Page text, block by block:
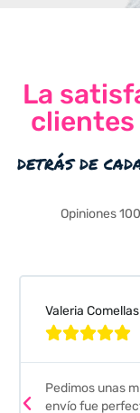
La
clientes
detrás de
Opiniones
Valeria Comellas

Pedimos unas
envío fue